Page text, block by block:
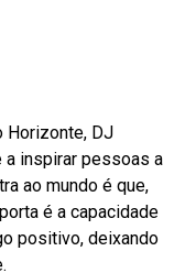
Horizonte, DJ
a inspirar pessoas a
ao mundo é que,
é a capacidade
positivo, deixando